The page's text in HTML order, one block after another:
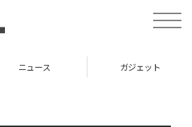
toggle
ニュース ガジェット